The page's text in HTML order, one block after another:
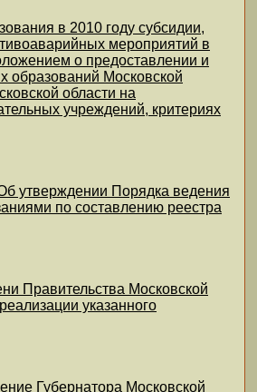
в 2010 году субсидии,
мероприятий в
о предоставлении и
образований Московской
области на
учреждений, критериях
утверждении Порядка ведения
по составлению реестра
Правительства Московской
указанного
Губернатора Московской